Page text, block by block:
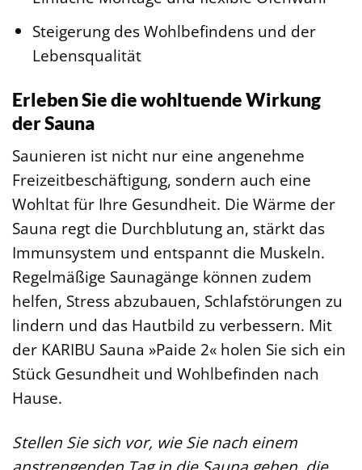
Steigerung des Wohlbefindens und der
Lebensqualität
Erleben Sie die wohltuende Wirkung
der Sauna
Saunieren ist nicht nur eine angenehme
Freizeitbeschäftigung, sondern auch eine
Wohltat für Ihre Gesundheit. Die Wärme der
Sauna regt die Durchblutung an, stärkt das
Immunsystem und entspannt die Muskeln.
Regelmäßige Saunagänge können zudem
helfen, Stress abzubauen, Schlafstörungen zu
lindern und das Hautbild zu verbessern. Mit
der KARIBU Sauna »Paide 2« holen Sie sich ein
Stück Gesundheit und Wohlbefinden nach
Hause.
Stellen Sie sich vor, wie Sie nach einem